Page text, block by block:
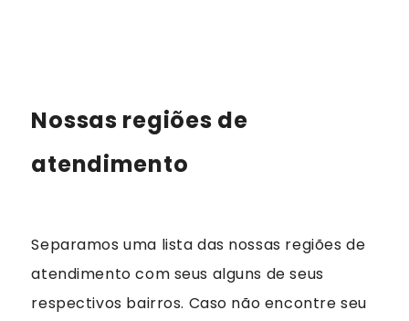
Nossas regiões de
atendimento
Separamos uma lista das nossas regiões de
atendimento com seus alguns de seus
respectivos bairros. Caso não encontre seu